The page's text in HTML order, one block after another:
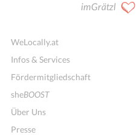
imGrätzl
WeLocally.at
Infos & Services
Fördermitgliedschaft
sheBOOST
Über Uns
Presse